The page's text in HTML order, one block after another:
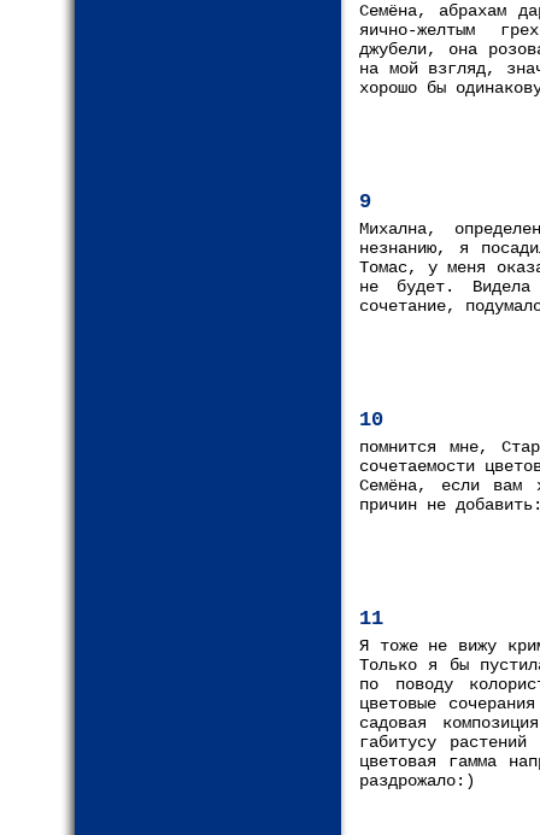
Семёна, абрахам
яично-желтым
джубели, она
на мой взгляд,
хорошо бы
9
Михална,
незнанию, я
Томас, у меня
не будет.
сочетание,
10
помнится мне,
сочетаемости
Семёна, если вам
причин не
11
Я тоже не вижу
Только я бы
по поводу
цветовые
садовая
габитусу
цветовая гамма
раздрожало:)